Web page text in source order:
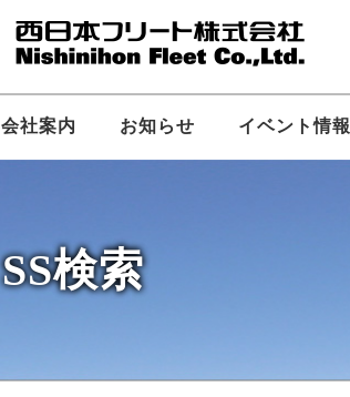
会社案内 お知らせ イベント情報
SS検索